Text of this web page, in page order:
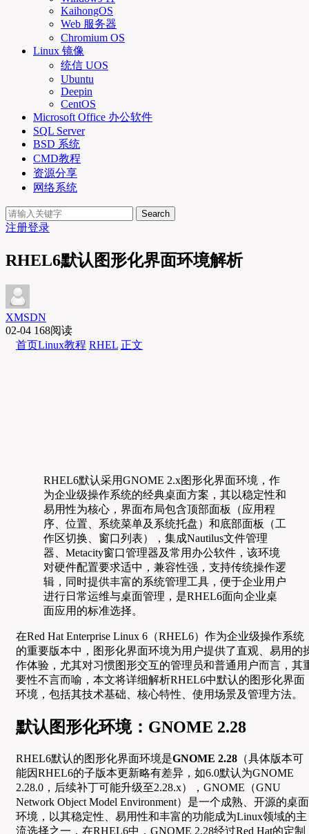
KaihongOS
Web 服务器
Chromium OS
Linux 镜像
统信 UOS
Ubuntu
Deepin
CentOS
Microsoft Office 办公软件
SQL Server
BSD 系统
CMD教程
资源分享
网络系统
Search
注册登录
RHEL6默认图形化界面环境解析
XMSDN
02-04 168阅读
首页Linux教程 RHEL 正文
RHEL6默认采用GNOME 2.x图形化界面环境，作
为企业级操作系统的经典桌面方案，其以稳定性和
易用性为核心，界面布局包含顶部面板（应用程
序、位置、系统菜单及系统托盘）和底部面板（工
作区切换、窗口列表），集成Nautilus文件管理
器、Metacity窗口管理器及常用办公软件，该环境
对硬件配置要求适中，兼容性强，支持传统操作逻
辑，同时提供丰富的系统管理工具，便于企业用户
进行日常运维与桌面管理，是RHEL6面向企业桌
面应用的标准选择。
在Red Hat Enterprise Linux 6（RHEL6）作为企业级操作系统
的重要版本中，图形化界面环境为用户提供了直观、易用的
作体验，尤其对习惯图形交互的管理员和普通用户而言，其
要性不言而喻，本文将详细解析RHEL6中默认的图形化界面
环境，包括其技术基础、核心特性、使用场景及管理方法。
默认图形化环境：GNOME 2.28
RHEL6默认的图形化界面环境是GNOME 2.28 （具体版本可
能因RHEL6的子版本更新略有差异，如6.0默认为GNOME
2.28.0，后续补丁可能升级至2.28.x），GNOME（GNU
Network Object Model Environment）是一个成熟、开源的桌面
环境，以其稳定性、易用性和丰富的功能成为Linux领域的主
流选择之一，在RHEL6中，GNOME 2.28经过Red Hat的定制